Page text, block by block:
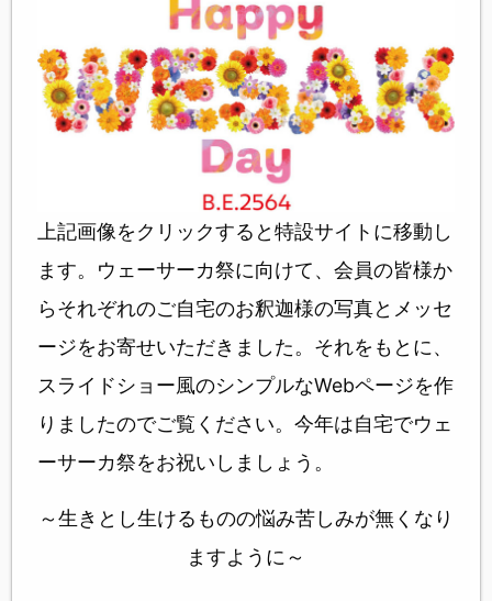
上記画像をクリックすると特設サイトに移動し
ます。ウェーサーカ祭に向けて、会員の皆様か
らそれぞれのご自宅のお釈迦様の写真とメッセ
ージをお寄せいただきました。それをもとに、
スライドショー風のシンプルなWebページを作
りましたのでご覧ください。今年は自宅でウェ
ーサーカ祭をお祝いしましょう。
～生きとし生けるものの悩み苦しみが無くなり
ますように～